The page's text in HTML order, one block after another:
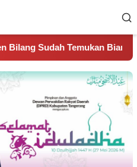
Biang Kerok Sungai Cisadane